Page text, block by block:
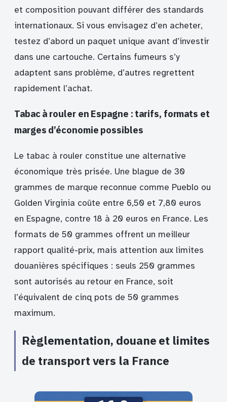
et composition pouvant différer des standards
internationaux. Si vous envisagez d’en acheter,
testez d’abord un paquet unique avant d’investir
dans une cartouche. Certains fumeurs s’y
adaptent sans problème, d’autres regrettent
rapidement l’achat.
Tabac à rouler en Espagne : tarifs, formats et
marges d’économie possibles
Le tabac à rouler constitue une alternative
économique très prisée. Une blague de 30
grammes de marque reconnue comme Pueblo ou
Golden Virginia coûte entre 6,50 et 7,80 euros
en Espagne, contre 18 à 20 euros en France. Les
formats de 50 grammes offrent un meilleur
rapport qualité-prix, mais attention aux limites
douanières spécifiques : seuls 250 grammes
sont autorisés au retour en France, soit
l’équivalent de cinq pots de 50 grammes
maximum.
Règlementation, douane et limites
de transport vers la France